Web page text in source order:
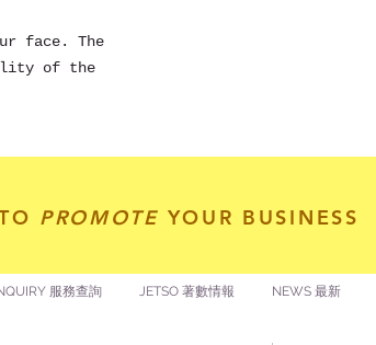
face. The
of the
PROMOTE YOUR BUSINESS
服務查詢 JETSO 著數情報 NEWS 最新